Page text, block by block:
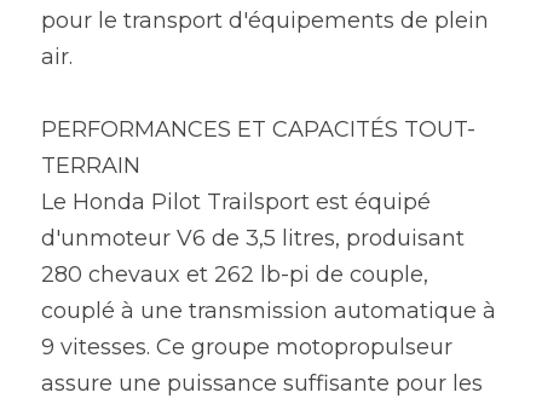
pour le transport d'équipements de plein
air.
PERFORMANCES ET CAPACITÉS TOUT-
TERRAIN
Le Honda Pilot Trailsport est équipé
d'unmoteur V6 de 3,5 litres, produisant
280 chevaux et 262 lb-pi de couple,
couplé à une transmission automatique à
9 vitesses. Ce groupe motopropulseur
assure une puissance suffisante pour les